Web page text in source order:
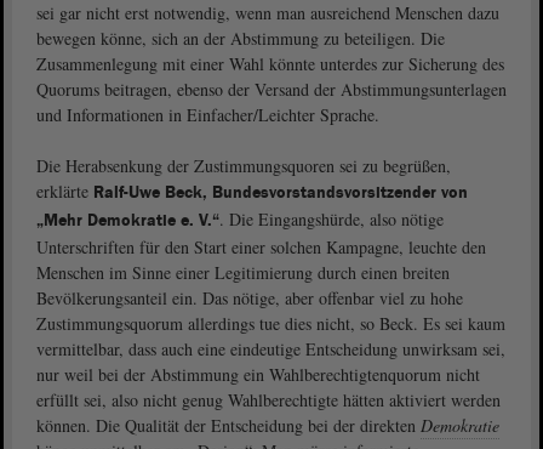
sei gar nicht erst notwendig, wenn man ausreichend Menschen dazu
bewegen könne, sich an der Abstimmung zu beteiligen. Die
Zusammenlegung mit einer Wahl könnte unterdes zur Sicherung des
Quorums beitragen, ebenso der Versand der Abstimmungsunterlagen
und Informationen in Einfacher/Leichter Sprache.
Die Herabsenkung der Zustimmungsquoren sei zu begrüßen,
erklärte Ralf-Uwe Beck, Bundesvorstandsvorsitzender von
„Mehr Demokratie e. V.“. Die Eingangshürde, also nötige
Unterschriften für den Start einer solchen Kampagne, leuchte den
Menschen im Sinne einer Legitimierung durch einen breiten
Bevölkerungsanteil ein. Das nötige, aber offenbar viel zu hohe
Zustimmungsquorum allerdings tue dies nicht, so Beck. Es sei kaum
vermittelbar, dass auch eine eindeutige Entscheidung unwirksam sei,
nur weil bei der Abstimmung ein Wahlberechtigtenquorum nicht
erfüllt sei, also nicht genug Wahlberechtigte hätten aktiviert werden
können. Die Qualität der Entscheidung bei der direkten Demokratie